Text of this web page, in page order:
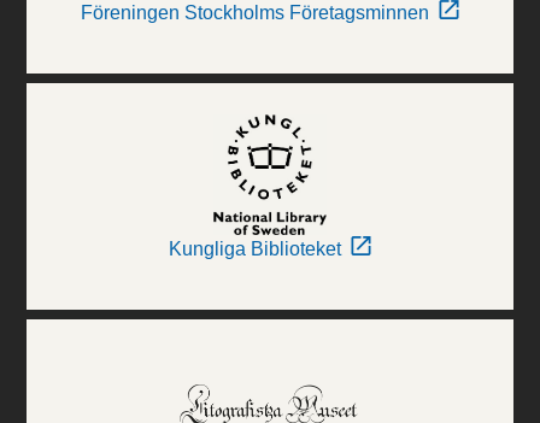
Föreningen Stockholms Företagsminnen
Kungliga Biblioteket